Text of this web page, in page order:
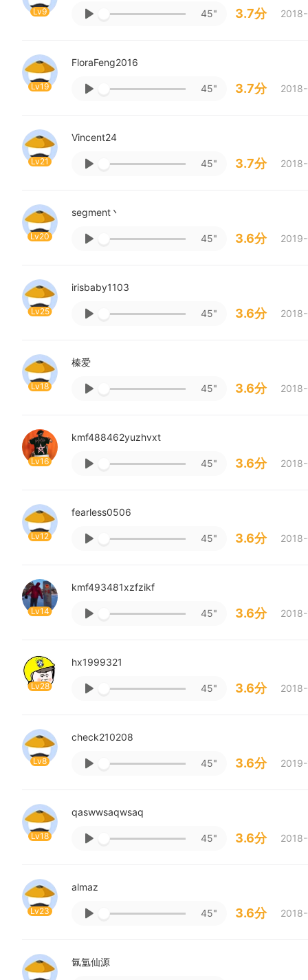
Lv9 45" 3.7分
Lv19
FloraFeng2016
45" 3.7分
Lv21
Vincent24
45" 3.7分
Lv20
segment丶
45" 3.6分
Lv25
irisbaby1103
45" 3.6分
Lv18
榛爱
45" 3.6分
Lv16
kmf488462yuzhvxt
45" 3.6分
Lv12
fearless0506
45" 3.6分
Lv14
kmf493481xzfzikf
45" 3.6分
Lv28
hx1999321
45" 3.6分
Lv8
check210208
45" 3.6分
Lv18
qaswwsaqwsaq
45" 3.6分
Lv23
almaz
45" 3.6分
氤氲仙源